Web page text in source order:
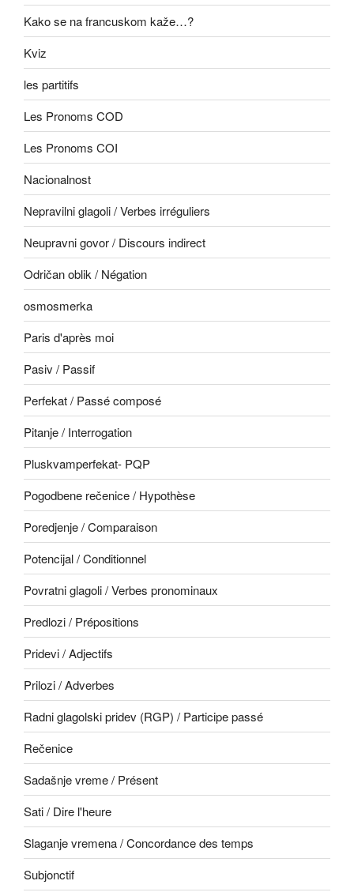
Kako se na francuskom kaže…?
Kviz
les partitifs
Les Pronoms COD
Les Pronoms COI
Nacionalnost
Nepravilni glagoli / Verbes irréguliers
Neupravni govor / Discours indirect
Odričan oblik / Négation
osmosmerka
Paris d'après moi
Pasiv / Passif
Perfekat / Passé composé
Pitanje / Interrogation
Pluskvamperfekat- PQP
Pogodbene rečenice / Hypothèse
Poredjenje / Comparaison
Potencijal / Conditionnel
Povratni glagoli / Verbes pronominaux
Predlozi / Prépositions
Pridevi / Adjectifs
Prilozi / Adverbes
Radni glagolski pridev (RGP) / Participe passé
Rečenice
Sadašnje vreme / Présent
Sati / Dire l'heure
Slaganje vremena / Concordance des temps
Subjonctif